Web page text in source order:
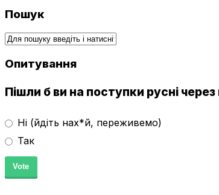
Пошук
Опитування
Пішли б ви на поступки русні
Ні (йдіть нах*й, переживемо)
Так